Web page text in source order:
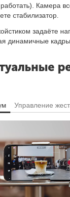
Камера
стабилизатор.
задаёте
динамичные кадры.
Управление